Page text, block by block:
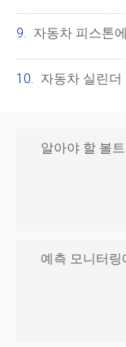
자동차 피스톤
자동차 실린
알아야 할 볼
예측 모니터링